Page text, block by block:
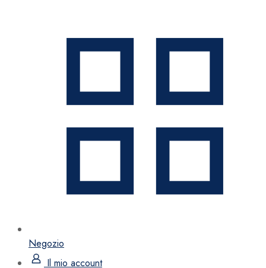
Negozio
Il mio account